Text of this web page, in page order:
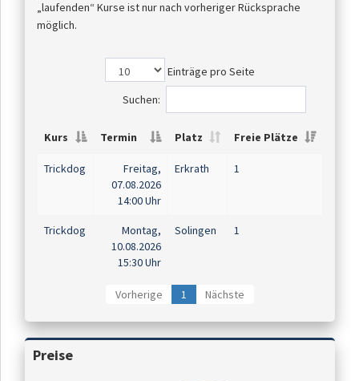
„laufenden“ Kurse ist nur nach vorheriger Rücksprache
möglich.
Einträge pro Seite
Suchen:
Kurs Termin Platz Freie Plätze
Trickdog
Freitag,
07.08.2026
14:00 Uhr
Erkrath 1
Trickdog
Montag,
10.08.2026
15:30 Uhr
Solingen 1
Vorherige 1 Nächste
Preise